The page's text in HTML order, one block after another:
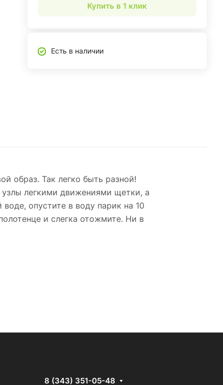
Купить в 1 клик
Есть в наличии
образ. Так легко быть разной!
узлы легкими движениями щетки, а
опустите в воду парик на 10
и слегка отожмите. Ни в
8 (343) 351-05-48